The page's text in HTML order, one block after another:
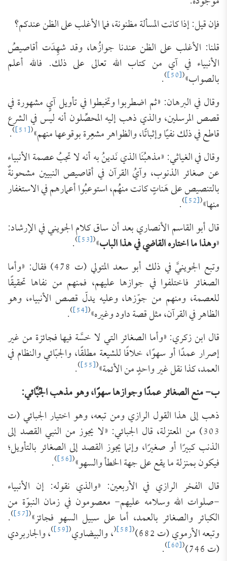
فإن قيل: إذا كانت المسألة مظنونة، فما الأغلب على الظن عندكم؟
قلنا: الأغلب على الظن عندنا جوازُها، وقد شهِدَت أقاصيصُ
الأنبياء في آي من كتاب الله تعالى على ذلك. فالله أعلم
بالصواب»(
[50]
)
.
وقال في البرهان: «ثم اضطربوا وتخبطوا في تأويل آيٍ مشهورة في
قصص المرسلين، والذي ذهب إليه المحصِّلون أنه ليس في الشرع
قاطع في ذلك نفيًا وإثباتًا، والظواهر مشعِرة بوقوعها منهم»(
[51]
)
.
وقال في الغياثي: «مذهبُنَا الذي نَدينُ به أنه لا تجبُ عصمة الأنبياء
عن ‌صغائر الذنوب، وآيُ القرآن في أقاصيص النبيين مشحونةٌ
بالتنصيص على هَناتٍ كانت منهُم، استوعبُوا أعمارهم في الاستغفار
منها»(
[52]
)
.
قال أبو القاسم الأنصاري بعد أن ساق كلام الجويني في الإرشاد:
«وهذا ما اختاره القاضي في هذا الباب»
(
[53]
)
.
وتبع الجوينيَّ في ذلك أبو سعد المتولي (ت 478) فقال: «وأما
الصغائر فاختلفوا في جوازها عليهم، فمنهم من نفاها تحقيقًا
للعصمة، ومنهم من جوّزها، وعليه يدلّ قصص الأنبياء، وهو
الظاهر في القرآن، مثل قصة داود وغيره»(
[54]
)
.
قال ابن زكري: «وأما الصغائر التي لا خسَّة فيها فجائزة من غير
إصرار عمدًا أو سهوًا، خلافًا للشيعة مطلقًا، والجبّائي والنظام في
العمد، كذا نقل غير واحدٍ من الأئمة»(
[55]
)
.
ب- منع الصغائر عمدًا وجوازها سهوًا، وهو مذهب الجُبَّائي:
ذهب إلى هذا القول الرازي ومن تبعه، وهو اختيار الجبائي (ت
303) من المعتزلة، قال الجبائي: «لا يجوز من النبي القصد إلى
الذنب كبيرًا أو صغيرًا، وإنما يجوز القصد إلى الصغائر بالتأويل؛
فيكون بمنزلة ما يقع على جهة الخطأ والسهو»(
[56]
)
.
قال الفخر الرازي في الأربعين: «والذي نقوله: إن الأنبياء
-صلوات الله وسلامه عليهم- معصومون في زمان النبوّة من
الكبائر والصغائر بالعمد، أما على سبيل السهو فجائز»(
[57]
)
.
وتبعه الأرموي (ت 682) (
[58]
(، والبيضاوي(
[59]
)، والجاربردي
(ت 746) (
[60]
)
.